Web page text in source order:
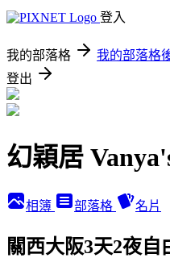
登入
我的部落格 我的部落格
登出
幻穎居
相簿 部落格 名片
關西大阪3天2夜自